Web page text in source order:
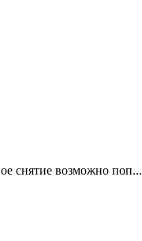
снятие возможно поп...